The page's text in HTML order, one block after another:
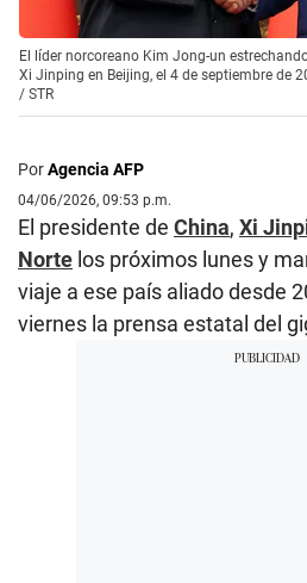
El líder norcoreano Kim Jong-un
Xi Jinping en Beijing, el 4 de septiembre de
/ STR
PorAgencia AFP
04/06/2026, 09:53 p.m.
El presidente de China, Xi
Norte los próximos lunes y
viaje a ese país aliado desde
viernes la prensa estatal del